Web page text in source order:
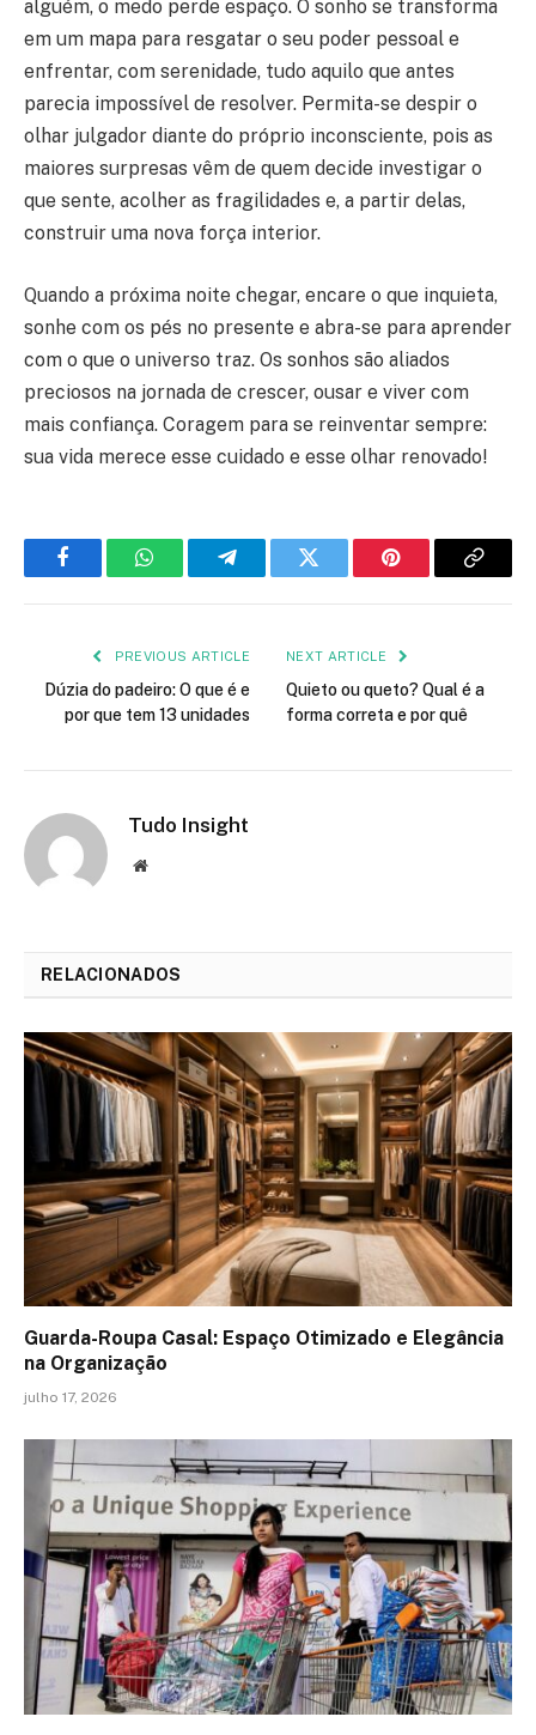
alguém, o medo perde espaço. O sonho se transforma
em um mapa para resgatar o seu poder pessoal e
enfrentar, com serenidade, tudo aquilo que antes
parecia impossível de resolver. Permita-se despir o
olhar julgador diante do próprio inconsciente, pois as
maiores surpresas vêm de quem decide investigar o
que sente, acolher as fragilidades e, a partir delas,
construir uma nova força interior.
Quando a próxima noite chegar, encare o que inquieta,
sonhe com os pés no presente e abra-se para aprender
com o que o universo traz. Os sonhos são aliados
preciosos na jornada de crescer, ousar e viver com
mais confiança. Coragem para se reinventar sempre:
sua vida merece esse cuidado e esse olhar renovado!
FacebookWhatsAppTelegramTwitter Pinterest Copy
PREVIOUS ARTICLE
Dúzia do padeiro: O que é e
por que tem 13 unidades
NEXT ARTICLE
Quieto ou queto? Qual é a
forma correta e por quê
Tudo Insight
Website
RELACIONADOS
Guarda-Roupa Casal: Espaço Otimizado e Elegância
na Organização
julho 17, 2026